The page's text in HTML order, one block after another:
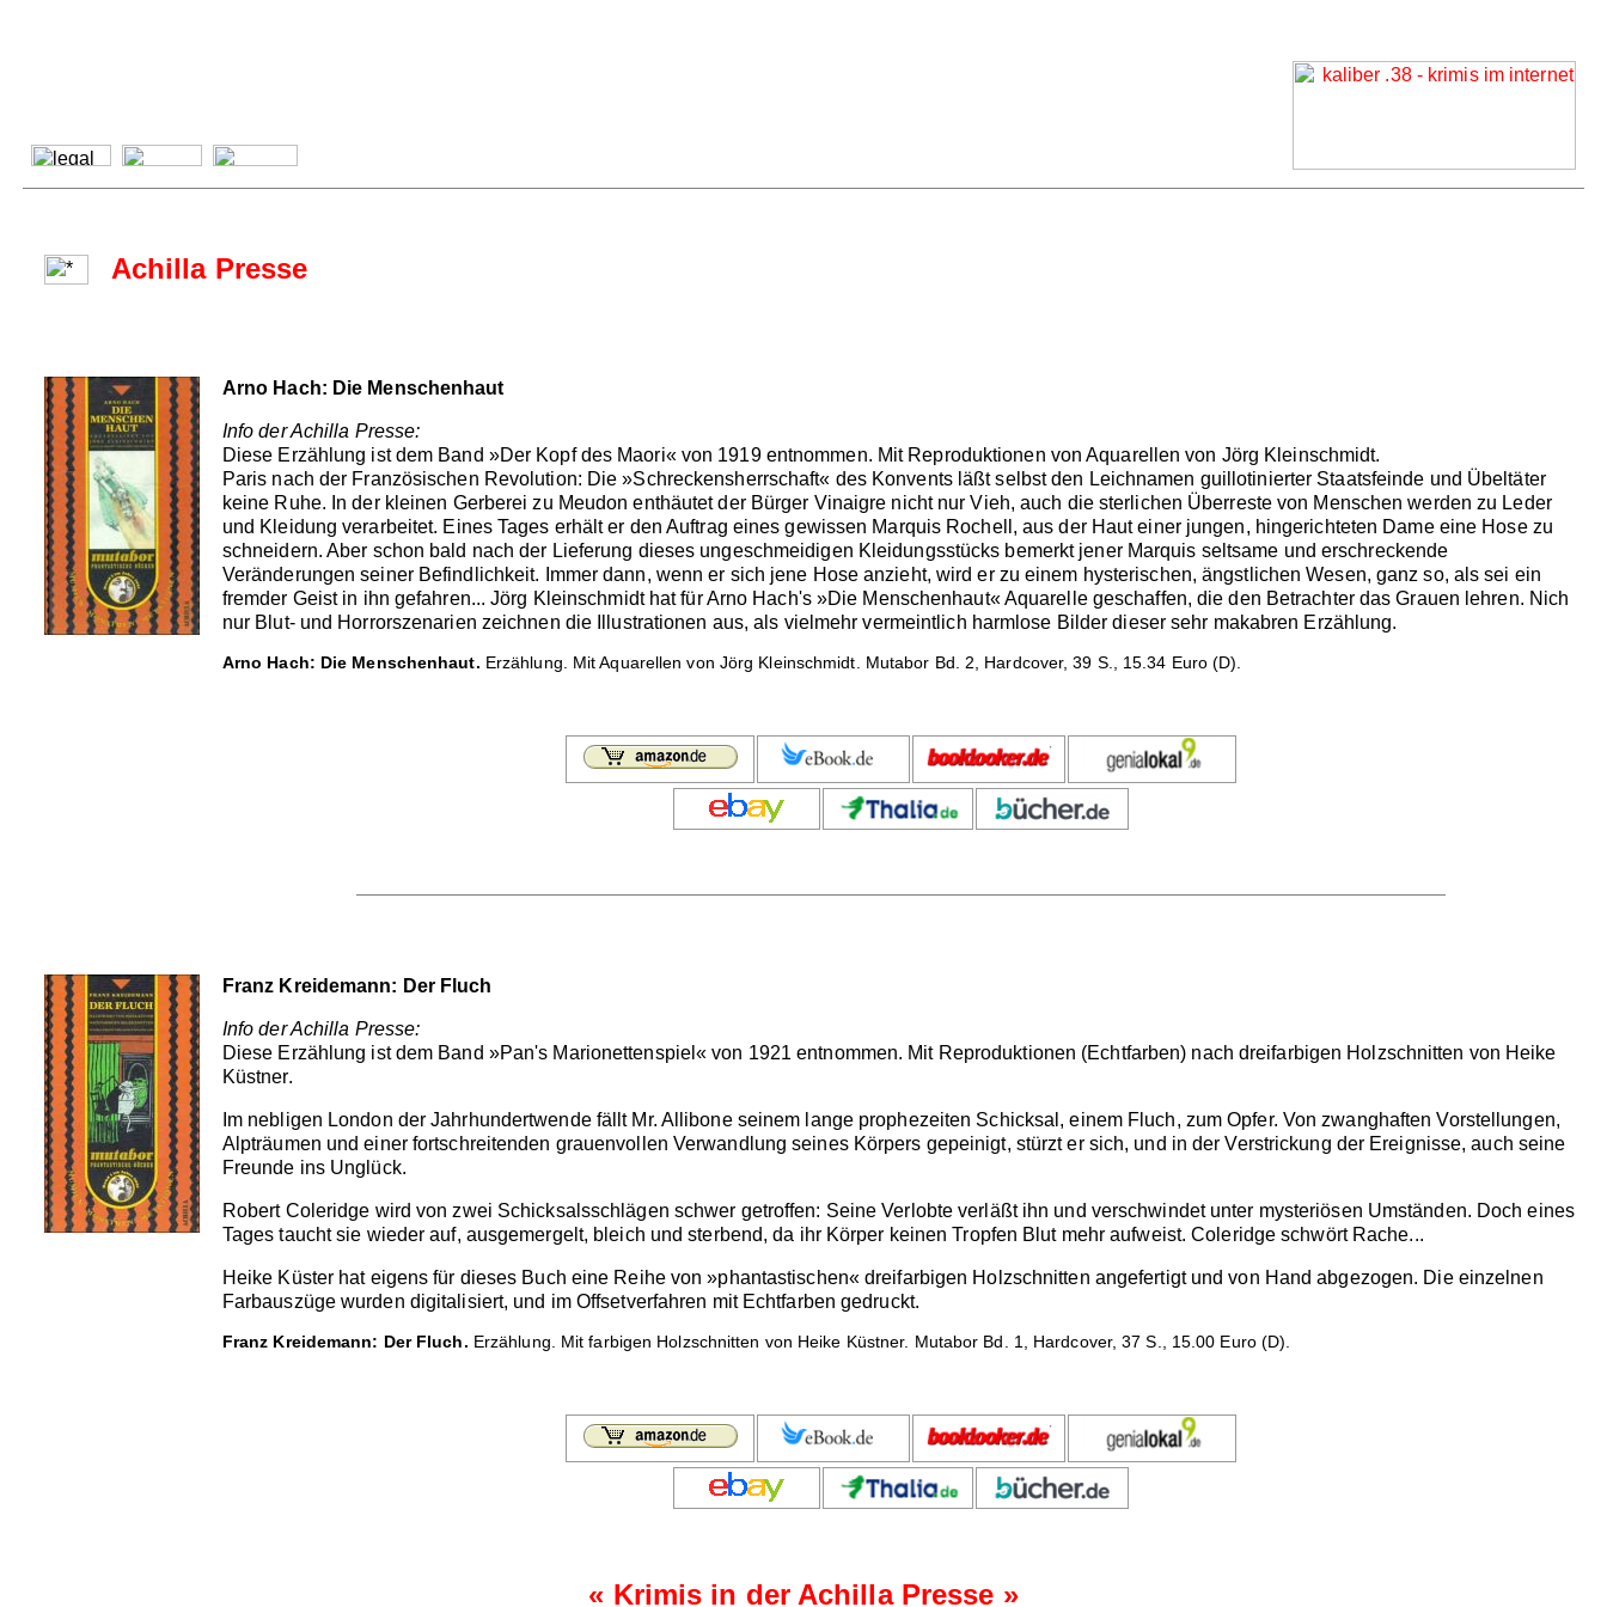
Achilla Presse
Arno Hach: Die Menschenhaut
Info der Achilla Presse:
Diese Erzählung ist dem Band »Der Kopf des Maori« von 1919 entnommen. Mit Reproduktionen von Aquarellen von Jörg Kleinschmidt.
Paris nach der Französischen Revolution: Die »Schreckensherrschaft« des Konvents läßt selbst den Leichnamen guillotinierter Staatsfeinde und Übeltäter
keine Ruhe. In der kleinen Gerberei zu Meudon enthäutet der Bürger Vinaigre nicht nur Vieh, auch die sterlichen Überreste von Menschen werden zu Leder
und Kleidung verarbeitet. Eines Tages erhält er den Auftrag eines gewissen Marquis Rochell, aus der Haut einer jungen, hingerichteten Dame eine Hose zu
schneidern. Aber schon bald nach der Lieferung dieses ungeschmeidigen Kleidungsstücks bemerkt jener Marquis seltsame und erschreckende
Veränderungen seiner Befindlichkeit. Immer dann, wenn er sich jene Hose anzieht, wird er zu einem hysterischen, ängstlichen Wesen, ganz so, als sei ein
fremder Geist in ihn gefahren... Jörg Kleinschmidt hat für Arno Hach's »Die Menschenhaut« Aquarelle geschaffen, die den Betrachter das Grauen lehren. Nich
nur Blut- und Horrorszenarien zeichnen die Illustrationen aus, als vielmehr vermeintlich harmlose Bilder dieser sehr makabren Erzählung.
Arno Hach: Die Menschenhaut. Erzählung. Mit Aquarellen von Jörg Kleinschmidt. Mutabor Bd. 2, Hardcover, 39 S., 15.34 Euro (D).
Franz Kreidemann: Der Fluch
Info der Achilla Presse:
Diese Erzählung ist dem Band »Pan's Marionettenspiel« von 1921 entnommen. Mit Reproduktionen (Echtfarben) nach dreifarbigen Holzschnitten von Heike
Küstner.
Im nebligen London der Jahrhundertwende fällt Mr. Allibone seinem lange prophezeiten Schicksal, einem Fluch, zum Opfer. Von zwanghaften Vorstellungen,
Alpträumen und einer fortschreitenden grauenvollen Verwandlung seines Körpers gepeinigt, stürzt er sich, und in der Verstrickung der Ereignisse, auch seine
Freunde ins Unglück.
Robert Coleridge wird von zwei Schicksalsschlägen schwer getroffen: Seine Verlobte verläßt ihn und verschwindet unter mysteriösen Umständen. Doch eines
Tages taucht sie wieder auf, ausgemergelt, bleich und sterbend, da ihr Körper keinen Tropfen Blut mehr aufweist. Coleridge schwört Rache...
Heike Küster hat eigens für dieses Buch eine Reihe von »phantastischen« dreifarbigen Holzschnitten angefertigt und von Hand abgezogen. Die einzelnen
Farbauszüge wurden digitalisiert, und im Offsetverfahren mit Echtfarben gedruckt.
Franz Kreidemann: Der Fluch. Erzählung. Mit farbigen Holzschnitten von Heike Küstner. Mutabor Bd. 1, Hardcover, 37 S., 15.00 Euro (D).
« Krimis in der Achilla Presse »